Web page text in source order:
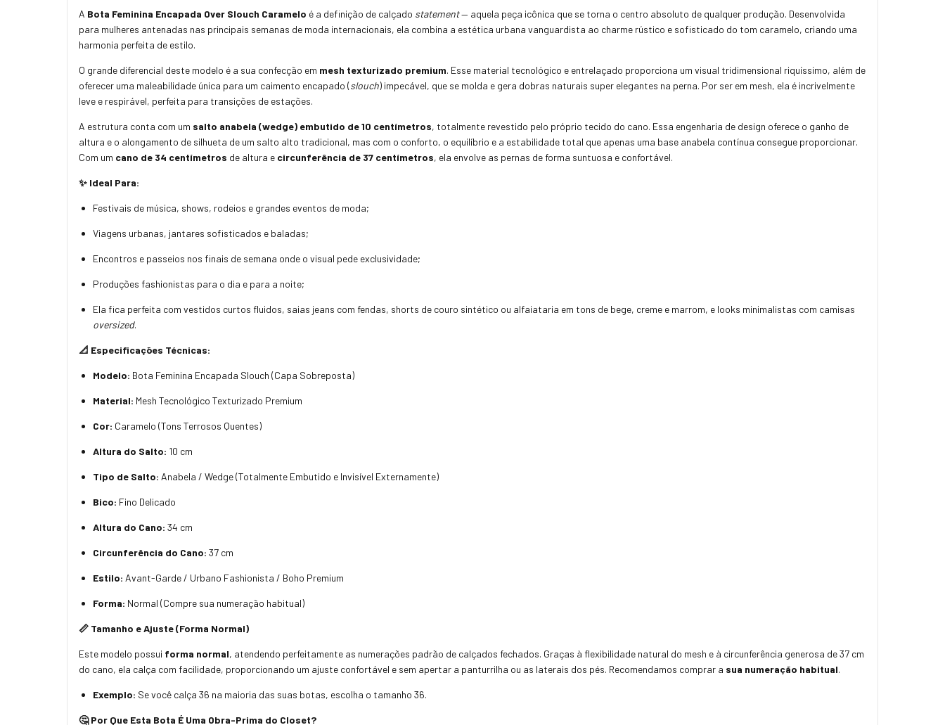
A Bota Feminina Encapada Over Slouch Caramelo é a definição de calçado statement— aquela peça icônica que se torna o centro absoluto de qualquer produção. Desenvolvida
para mulheres antenadas nas principais semanas de moda internacionais, ela combina a estética urbana vanguardista ao charme rústico e sofisticado do tom caramelo, criando uma
harmonia perfeita de estilo.
O grande diferencial deste modelo é a sua confecção em mesh texturizado premium. Esse material tecnológico e entrelaçado proporciona um visual tridimensional riquíssimo, além de
oferecer uma maleabilidade única para um caimento encapado (slouch) impecável, que se molda e gera dobras naturais super elegantes na perna. Por ser em mesh, ela é incrivelmente
leve e respirável, perfeita para transições de estações.
A estrutura conta com um salto anabela (wedge) embutido de 10 centímetros, totalmente revestido pelo próprio tecido do cano. Essa engenharia de design oferece o ganho de
altura e o alongamento de silhueta de um salto alto tradicional, mas com o conforto, o equilíbrio e a estabilidade total que apenas uma base anabela contínua consegue proporcionar.
Com um cano de 34 centímetros de altura e circunferência de 37 centímetros, ela envolve as pernas de forma suntuosa e confortável.
✨ Ideal Para:
Festivais de música, shows, rodeios e grandes eventos de moda;
Viagens urbanas, jantares sofisticados e baladas;
Encontros e passeios nos finais de semana onde o visual pede exclusividade;
Produções fashionistas para o dia e para a noite;
Ela fica perfeita com vestidos curtos fluidos, saias jeans com fendas, shorts de couro sintético ou alfaiataria em tons de bege, creme e marrom, e looks minimalistas com camisas
oversized.
📐 Especificações Técnicas:
Modelo: Bota Feminina Encapada Slouch (Capa Sobreposta)
Material: Mesh Tecnológico Texturizado Premium
Cor: Caramelo (Tons Terrosos Quentes)
Altura do Salto: 10 cm
Tipo de Salto: Anabela / Wedge (Totalmente Embutido e Invisível Externamente)
Bico: Fino Delicado
Altura do Cano: 34 cm
Circunferência do Cano: 37 cm
Estilo: Avant-Garde / Urbano Fashionista / Boho Premium
Forma: Normal (Compre sua numeração habitual)
📏 Tamanho e Ajuste (Forma Normal)
Este modelo possui forma normal, atendendo perfeitamente as numerações padrão de calçados fechados. Graças à flexibilidade natural do mesh e à circunferência generosa de 37 cm
do cano, ela calça com facilidade, proporcionando um ajuste confortável e sem apertar a panturrilha ou as laterais dos pés. Recomendamos comprar a sua numeração habitual.
Exemplo: Se você calça 36 na maioria das suas botas, escolha o tamanho 36.
🤔 Por Que Esta Bota É Uma Obra-Prima do Closet?